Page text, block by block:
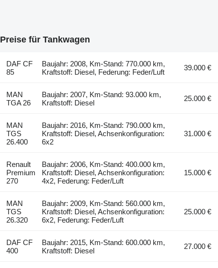
Preise für Tankwagen
DAF CF
85
Baujahr: 2008, Km-Stand: 770.000 km,
Kraftstoff: Diesel, Federung: Feder/Luft
39.000 €
MAN
TGA 26
Baujahr: 2007, Km-Stand: 93.000 km,
Kraftstoff: Diesel
25.000 €
MAN
TGS
26.400
Baujahr: 2016, Km-Stand: 790.000 km,
Kraftstoff: Diesel, Achsenkonfiguration:
6x2
31.000 €
Renault
Premium
270
Baujahr: 2006, Km-Stand: 400.000 km,
Kraftstoff: Diesel, Achsenkonfiguration:
4x2, Federung: Feder/Luft
15.000 €
MAN
TGS
26.320
Baujahr: 2009, Km-Stand: 560.000 km,
Kraftstoff: Diesel, Achsenkonfiguration:
6x2, Federung: Feder/Luft
25.000 €
DAF CF
400
Baujahr: 2015, Km-Stand: 600.000 km,
Kraftstoff: Diesel
27.000 €